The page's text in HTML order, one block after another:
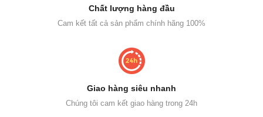
Chất lượng hàng đầu
Cam kết tất cả sản phẩm chính hãng 100%
Giao hàng siêu nhanh
Chúng tôi cam kết giao hàng trong 24h